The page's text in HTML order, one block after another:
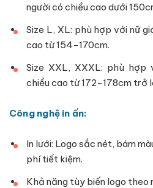
người có chiều cao dưới
Size L, XL: phù hợp với nữ
cao từ 154-170cm.
Size XXL, XXXL: phù hợp
chiều cao từ 172-178cm trở
Công nghệ in ấn:
In lưới: Logo sắc nét, bám
phí tiết kiệm.
Khả năng tùy biến logo theo